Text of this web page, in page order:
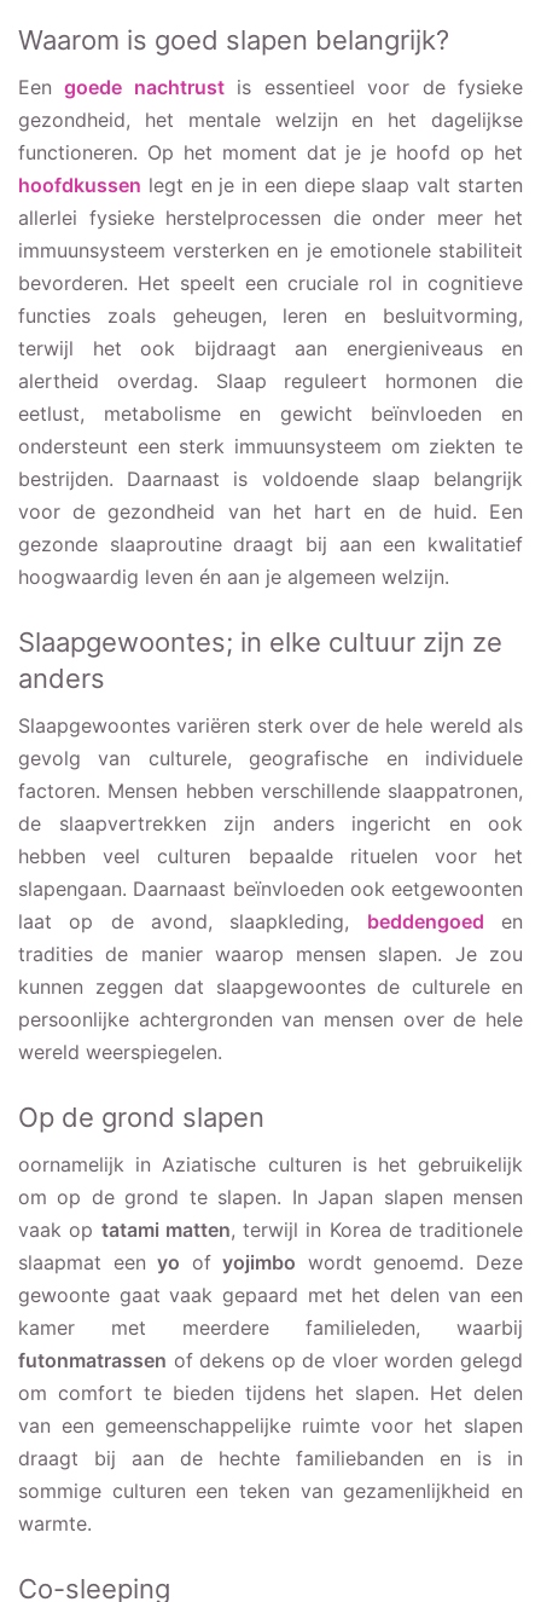
Waarom is goed slapen belangrijk?
Eengoede nachtrustis essentieel voor de fysieke
gezondheid, het mentale welzijn en het dagelijkse
functioneren. Op het moment dat je je hoofd op het
hoofdkussen legt en je in een diepe slaap valt starten
allerlei fysieke herstelprocessen die onder meer het
immuunsysteem versterken en je emotionele stabiliteit
bevorderen. Het speelt een cruciale rol in cognitieve
functies zoals geheugen, leren en besluitvorming,
terwijl het ook bijdraagt aan energieniveaus en
alertheid overdag. Slaap reguleert hormonen die
eetlust, metabolisme en gewicht beïnvloeden en
ondersteunt een sterk immuunsysteem om ziekten te
bestrijden. Daarnaast is voldoende slaap belangrijk
voor de gezondheid van het hart en de huid. Een
gezonde slaaproutine draagt bij aan een kwalitatief
hoogwaardig leven én aan je algemeen welzijn.
Slaapgewoontes; in elke cultuur zijn ze
anders
Slaapgewoontes variëren sterk over de hele wereld als
gevolg van culturele, geografische en individuele
factoren. Mensen hebben verschillende slaappatronen,
de slaapvertrekken zijn anders ingericht en ook
hebben veel culturen bepaalde rituelen voor het
slapengaan. Daarnaast beïnvloeden ook eetgewoonten
laat op de avond, slaapkleding, beddengoed en
tradities de manier waarop mensen slapen. Je zou
kunnen zeggen dat slaapgewoontes de culturele en
persoonlijke achtergronden van mensen over de hele
wereld weerspiegelen.
Op de grond slapen
oornamelijk in Aziatische culturen is het gebruikelijk
om op de grond te slapen. In Japan slapen mensen
vaak op tatami matten, terwijl in Korea de traditionele
slaapmat eenyo ofyojimbo wordt genoemd. Deze
gewoonte gaat vaak gepaard met het delen van een
kamer met meerdere familieleden, waarbij
futonmatrassen of dekens op de vloer worden gelegd
om comfort te bieden tijdens het slapen. Het delen
van een gemeenschappelijke ruimte voor het slapen
draagt bij aan de hechte familiebanden en is in
sommige culturen een teken van gezamenlijkheid en
warmte.
Co-sleeping